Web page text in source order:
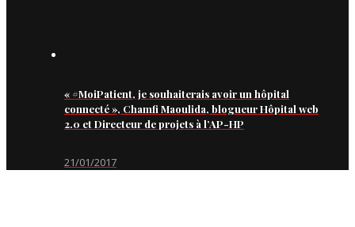
« #MoiPatient, je souhaiterais avoir un hôpital
connecté », Chamfi Maoulida, blogueur Hôpital web
2.0 et Directeur de projets à l’AP-HP
21/01/2017